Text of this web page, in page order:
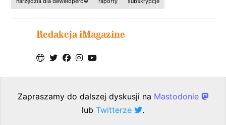
Redakcja iMagazine
Zapraszamy do dalszej dyskusji na Mastodonie
lub Twitterze .